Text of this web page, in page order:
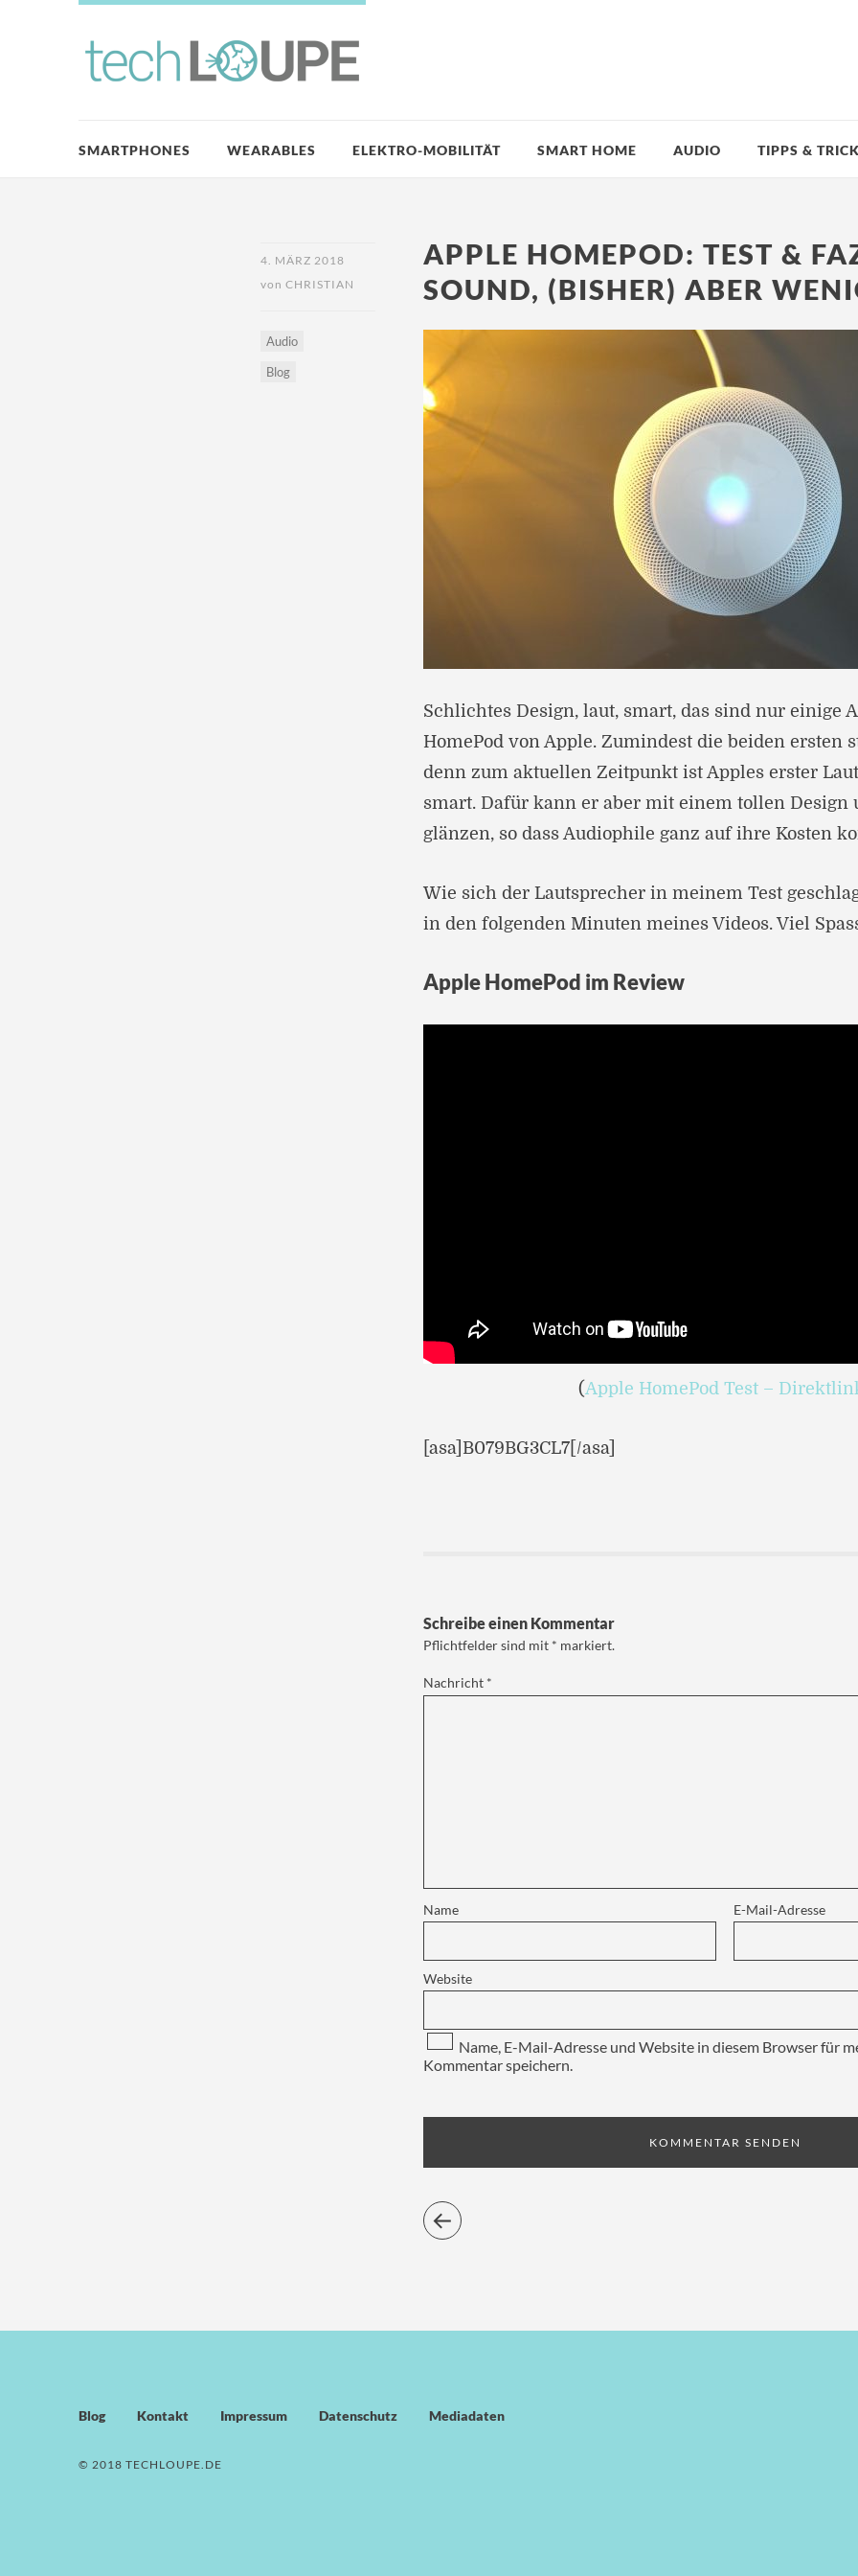
SMARTPHONES WEARABLES ELEKTRO-MOBILITÄT SMART HOME AUDIO TIPPS &
4. MÄRZ 2018
von CHRISTIAN
Audio
Blog
APPLE HOMEPOD: TEST &
SOUND, (BISHER) ABER
Schlichtes Design, laut, smart, das sind nur einige
HomePod von Apple. Zumindest die beiden ersten
denn zum aktuellen Zeitpunkt ist Apples erster
smart. Dafür kann er aber mit einem tollen Design
glänzen, so dass Audiophile ganz auf ihre Kosten
Wie sich der Lautsprecher in meinem Test
in den folgenden Minuten meines Videos. Viel
Apple HomePod im Review
(Apple HomePod Test –
[asa]B079BG3CL7[/asa]
Schreibe einen Kommentar
Pflichtfelder sind mit * markiert.
Nachricht *
Name E-Mail-Adresse
Website
Name, E-Mail-Adresse und Website in diesem Browser für
Kommentar speichern.
Blog Kontakt Impressum Datenschutz Mediadaten
© 2018 TECHLOUPE.DE